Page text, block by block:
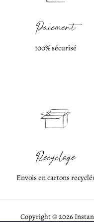
Paiement
100% sécurisé
Recyclage
Envois en cartons
Copyright © 2026